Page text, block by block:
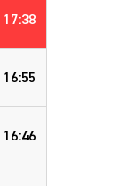
17:38
16:55
16:46